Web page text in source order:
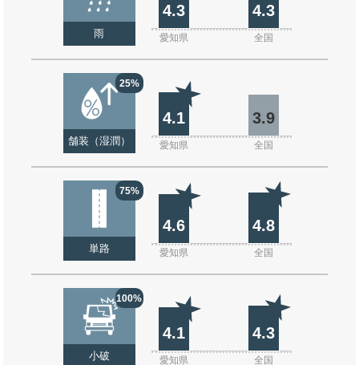
雨
4.3 4.3
愛知県 全国
25%
舗装（湿潤）
4.1 3.9
愛知県 全国
75%
単路
4.6 4.8
愛知県 全国
100%
小破
4.1 4.3
愛知県 全国